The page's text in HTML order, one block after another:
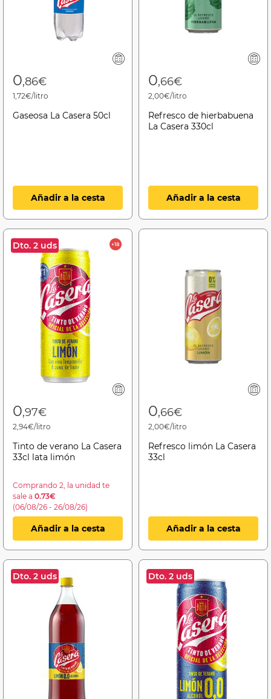
0,86€
1,72€/litro
Gaseosa La Casera 50cl
Añadir a la cesta
0,66€
2,00€/litro
Refresco de hierbabuena
La Casera 330cl
Añadir a la cesta
Dto. 2 uds
0,97€
2,94€/litro
Tinto de verano La Casera
33cl lata limón
Comprando 2, la unidad te
sale a 0.73€
(06/08/26 - 26/08/26)
Añadir a la cesta
0,66€
2,00€/litro
Refresco limón La Casera
33cl
Añadir a la cesta
Dto. 2 uds Dto. 2 uds